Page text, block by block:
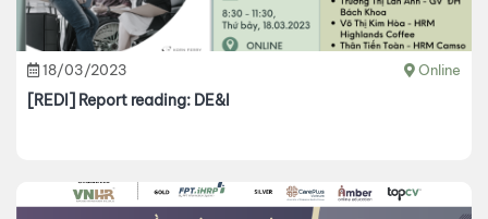
18/03/2023 Online
[REDI] Report reading: DE&I